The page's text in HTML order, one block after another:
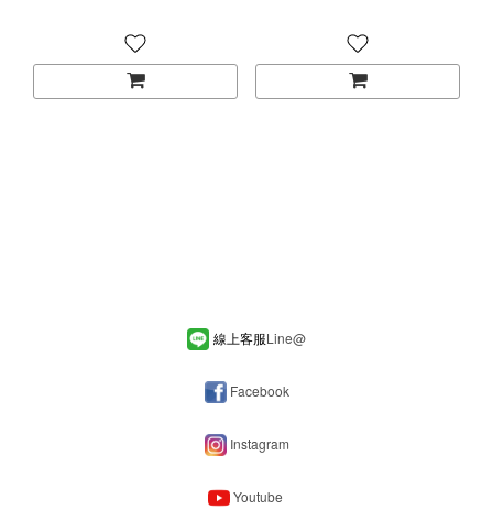
線上客服Line@
Facebook
Instagram
Youtube